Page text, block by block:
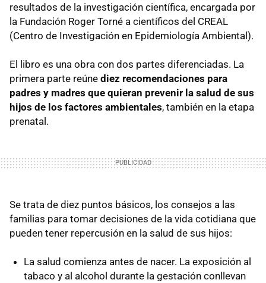
resultados de la investigación científica, encargada por
la Fundación Roger Torné a científicos del CREAL
(Centro de Investigación en Epidemiología Ambiental).
El libro es una obra con dos partes diferenciadas. La
primera parte reúne diez recomendaciones para
padres y madres que quieran prevenir la salud de sus
hijos de los factores ambientales, también en la etapa
prenatal.
Se trata de diez puntos básicos, los consejos a las
familias para tomar decisiones de la vida cotidiana que
pueden tener repercusión en la salud de sus hijos:
La salud comienza antes de nacer. La exposición al
tabaco y al alcohol durante la gestación conllevan